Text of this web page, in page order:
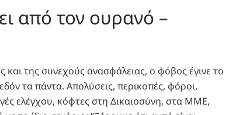
από τον ουρανό –
και της συνεχούς ανασφάλειας, ο φόβος έγινε το
τα πάντα. Απολύσεις, περικοπές, φόροι,
ελέγχου, κόφτες στη Δικαιοσύνη, στα ΜΜΕ,